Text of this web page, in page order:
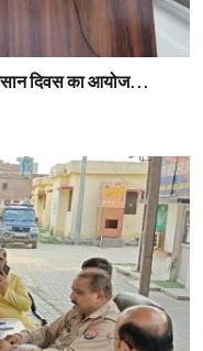
दिवस का आयोज...